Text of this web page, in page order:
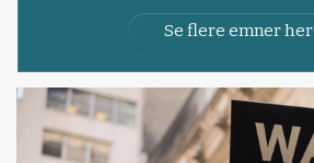
Se flere emner her